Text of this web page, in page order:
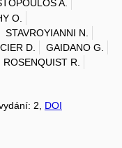
A.
O.
STAVROYIANNI N.
D.
GAIDANO G.
ROSENQUIST R.
2, DOI